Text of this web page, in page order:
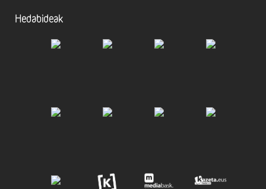
Hedabideak